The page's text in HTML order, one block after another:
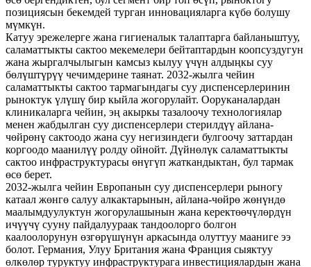
позициясын бекемдей турган инновацияларга күбө болушу
мүмкүн.
Катуу эрежелерге жана гигиеналык талаптарга байланыштуу,
саламаттыкты сактоо мекемелери бейтаптардын коопсуздугун
жана жыргалчылыгын камсыз кылуу үчүн алдыңкы суу
бөлүштүрүү чечимдерине таянат. 2032-жылга чейин
саламаттыкты сактоо тармагындагы суу диспенсерлеринин
рыноктук үлүшү бир кыйла жогорулайт. Ооруканалардан
клиникаларга чейин, эң акыркы тазалоочу технологиялар
менен жабдылган суу диспенсерлери стерилдүү айлана-
чөйрөнү сактоодо жана суу негизиндеги булгоочу заттардан
коргоодо маанилүү ролду ойнойт. Дүйнөлүк саламаттыкты
сактоо инфраструктурасы өнүгүп жаткандыктан, бул тармак
өсө берет.
2032-жылга чейин Европанын суу диспенсерлери рыногу
катаал жөнгө салуу алкактарынын, айлана-чөйрө жөнүндө
маалымдуулуктун жогорулашынын жана керектөөчүлөрдүн
ичүүчү сууну пайдалуураак тандоолорго болгон
каалоолорунун өзгөрүшүнүн аркасында олуттуу мааниге ээ
болот. Германия, Улуу Британия жана Франция сыяктуу
өлкөлөр туруктуу инфраструктурага инвестициялардын жана